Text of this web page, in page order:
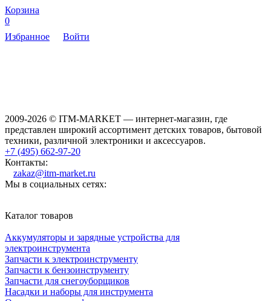
Корзина
0
Избранное
Войти
2009-2026 © ITM-MARKET — интернет-магазин, где
представлен широкий ассортимент детских товаров, бытовой
техники, различной электроники и аксессуаров.
+7 (495) 662-97-20
Контакты:
zakaz@itm-market.ru
Мы в социальных сетях:
Каталог товаров
Аккумуляторы и зарядные устройства для
электроинструмента
Запчасти к электроинструменту
Запчасти к бензоинструменту
Запчасти для снегоуборщиков
Насадки и наборы для инструмента